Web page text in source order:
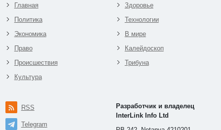
Главная
Политика
Экономика
Право
Происшествия
Культура
Здоровье
Технологии
В мире
Калейдоскоп
Трибуна
RSS
Telegram
Разработчик и владелец
InterLink Info Ltd